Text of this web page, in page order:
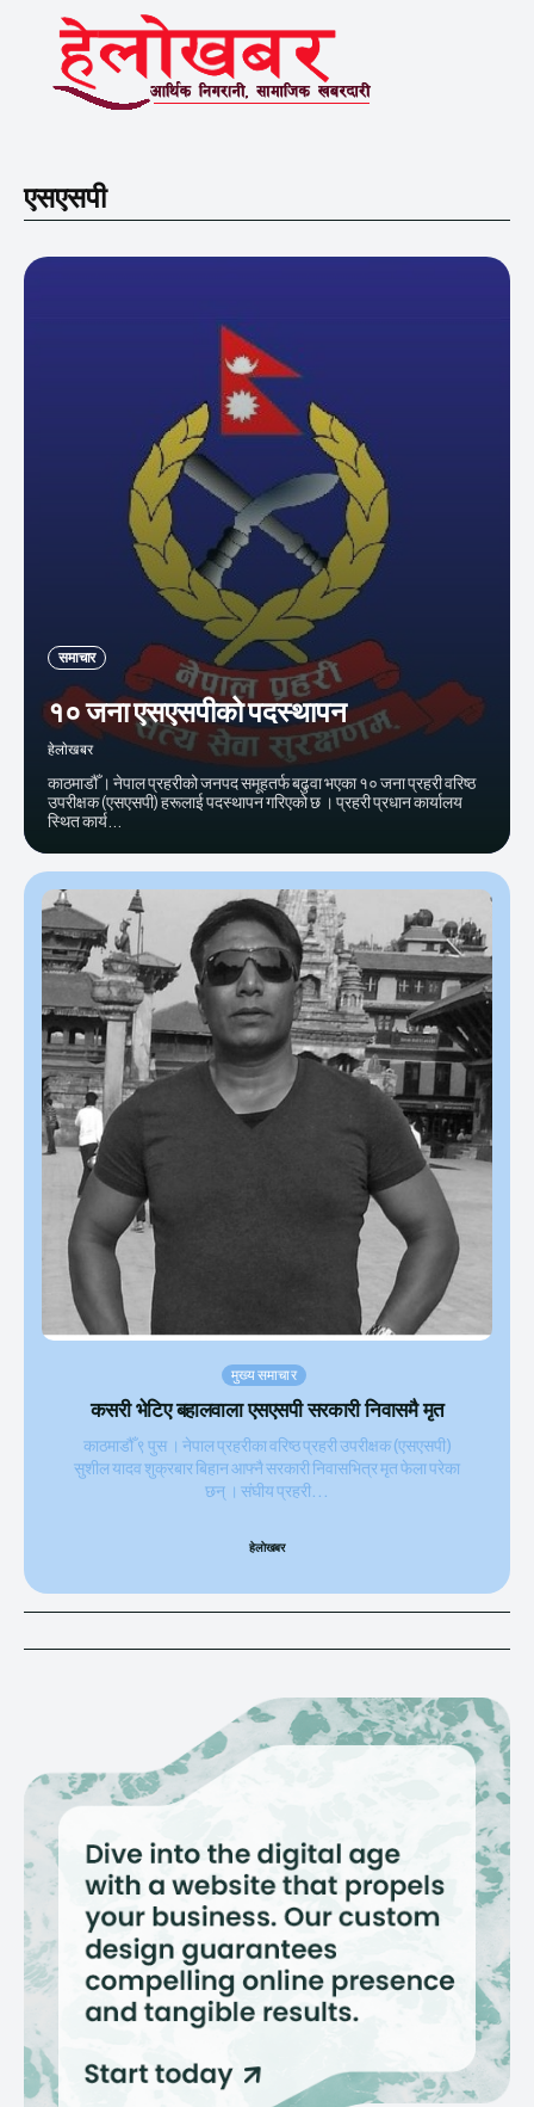
एसएसपी
समाचार
१० जना एसएसपीको पदस्थापन
हेलाेखबर
काठमाडौँ । नेपाल प्रहरीको जनपद समूहतर्फ बढुवा भएका १० जना प्रहरी वरिष्ठ
उपरीक्षक (एसएसपी) हरूलाई पदस्थापन गरिएको छ । प्रहरी प्रधान कार्यालय
स्थित कार्य...
मुख्य समाचार
कसरी भेटिए बहालवाला एसएसपी सरकारी निवासमै मृत
काठमाडौँ ९ पुस । नेपाल प्रहरीका वरिष्ठ प्रहरी उपरीक्षक (एसएसपी)
सुशील यादव शुक्रबार बिहान आफ्नै सरकारी निवासभित्र मृत फेला परेका
छन् । संघीय प्रहरी...
हेलाेखबर